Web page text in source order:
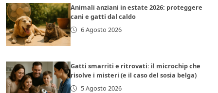
Animali anziani in estate 2026: proteggere
cani e gatti dal caldo
6 Agosto 2026
Gatti smarriti e ritrovati: il microchip che
risolve i misteri (e il caso del sosia belga)
5 Agosto 2026